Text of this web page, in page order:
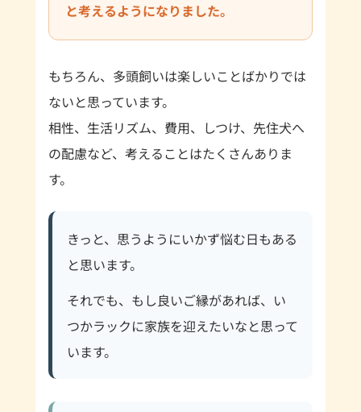
と考えるようになりました。
もちろん、多頭飼いは楽しいことばかりでは
ないと思っています。
相性、生活リズム、費用、しつけ、先住犬へ
の配慮など、考えることはたくさんありま
す。
きっと、思うようにいかず悩む日もある
と思います。
それでも、もし良いご縁があれば、い
つかラックに家族を迎えたいなと思って
います。